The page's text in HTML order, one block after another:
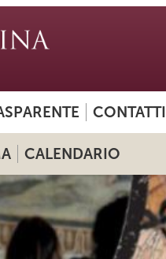
CONTATTI
CALENDARIO